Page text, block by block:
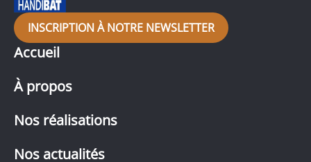
Accueil
À propos
Nos réalisations
Nos actualités
INSCRIPTION À NOTRE NEWSLETTER